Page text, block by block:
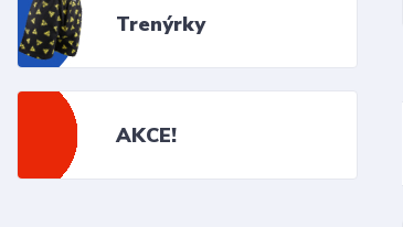
Trenýrky
AKCE!